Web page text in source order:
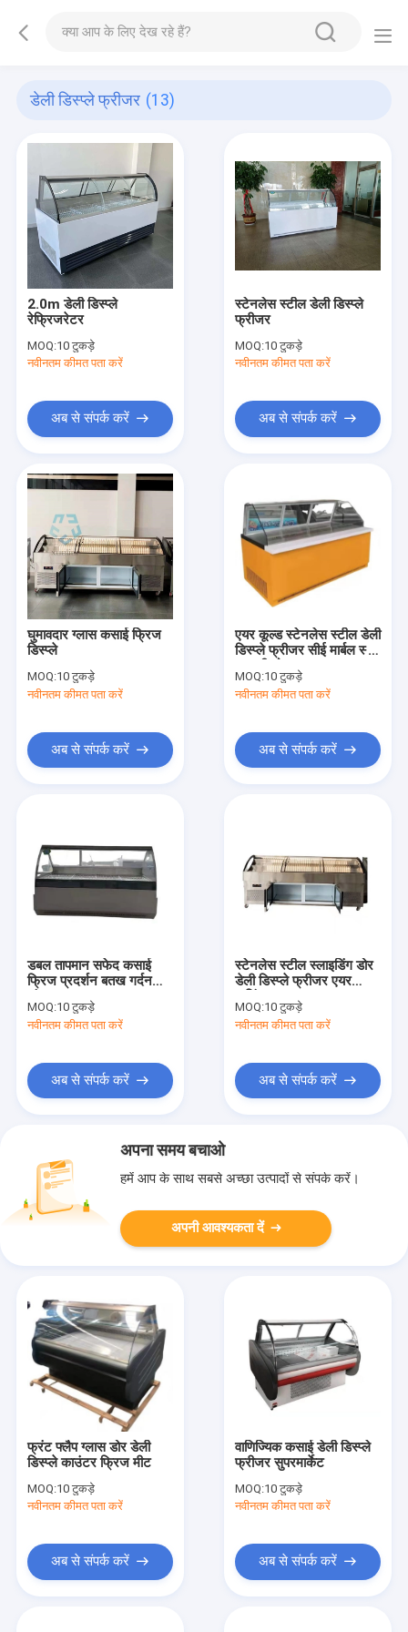
डेली डिस्प्ले फ्रीजर (13)
2.0m डेली डिस्प्ले
रेफ्रिजरेटर
MOQ:10 टुकड़े
नवीनतम कीमत पता करें
अब से संपर्क करें
स्टेनलेस स्टील डेली डिस्प्ले
फ्रीजर
MOQ:10 टुकड़े
नवीनतम कीमत पता करें
अब से संपर्क करें
घुमावदार ग्लास कसाई फ्रिज
डिस्प्ले
MOQ:10 टुकड़े
नवीनतम कीमत पता करें
अब से संपर्क करें
एयर कूल्ड स्टेनलेस स्टील डेली
डिस्प्ले फ्रीजर सीई मार्बल स्लैब
समुद्री भोजन
MOQ:10 टुकड़े
नवीनतम कीमत पता करें
अब से संपर्क करें
डबल तापमान सफेद कसाई
फ्रिज प्रदर्शन बतख गर्दन
MOQ:10 टुकड़े
नवीनतम कीमत पता करें
अब से संपर्क करें
स्टेनलेस स्टील स्लाइडिंग डोर
डेली डिस्प्ले फ्रीजर एयर
MOQ:10 टुकड़े
नवीनतम कीमत पता करें
अब से संपर्क करें
अपना समय बचाओ
हमें आप के साथ सबसे अच्छा उत्पादों से संपर्क करें।
अपनी आवश्यकता दें
फ्रंट फ्लैप ग्लास डोर डेली
डिस्प्ले काउंटर फ्रिज मीट
MOQ:10 टुकड़े
नवीनतम कीमत पता करें
अब से संपर्क करें
वाणिज्यिक कसाई डेली डिस्प्ले
फ्रीजर सुपरमार्केट
MOQ:10 टुकड़े
नवीनतम कीमत पता करें
अब से संपर्क करें